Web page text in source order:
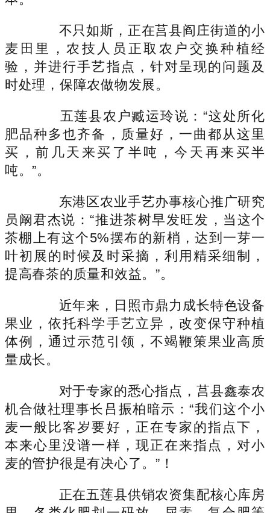
不只如斯，正在莒县阎庄街道的小
麦田里，农技人员正取农户交换种植经
验，并进行手艺指点，针对呈现的问题及
时处理，保障农做物发展。
五莲县农户臧运玲说：“这处所化
肥品种多也齐备，质量好，一曲都从这里
买，前几天来买了半吨，今天再来买半
吨。”。
东港区农业手艺办事核心推广研究
员阚君杰说：“推进茶树早发旺发，当这个
茶棚上有这个5%摆布的新梢，达到一芽一
叶初展的时候及时采摘，利用精采细制，
提高春茶的质量和效益。”。
近年来，日照市鼎力成长特色设备
果业，依托科学手艺立异，改变保守种植
体例，通过示范引领，不竭鞭策果业高质
量成长。
对于专家的悉心指点，莒县鑫泰农
机合做社理事长吕振柏暗示：“我们这个小
麦一般比客岁要好，正在专家的指点下，
本来心里没谱一样，现正在来指点，对小
麦的管护很是有决心了。”！
正在五莲县供销农资集配核心库房